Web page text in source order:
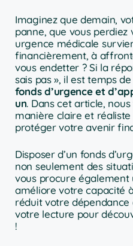
Imaginez que demain,
panne, que vous perdiez
urgence médicale
financièrement, à
vous endetter ? Si la
sais pas », il est temps
fonds d’urgence et
un. Dans cet article,
manière claire et
protéger votre avenir
Disposer d’un fonds
non seulement des
vous procure également
améliore votre capacité
réduit votre dépendance
votre lecture pour
!